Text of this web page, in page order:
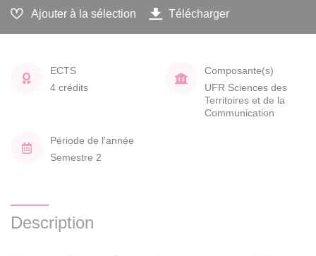
Ajouter à la sélection Télécharger
ECTS
4 crédits
Composante(s)
UFR Sciences des
Territoires et de la
Communication
Période de l'année
Semestre 2
Description